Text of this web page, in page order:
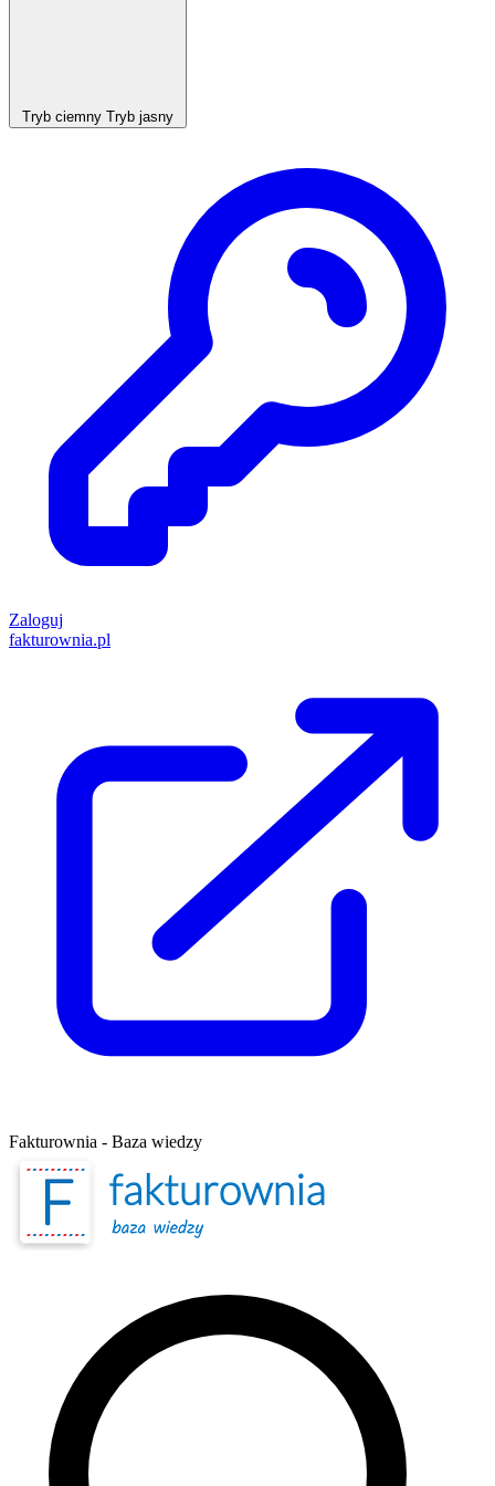
Tryb ciemny Tryb jasny
Zaloguj
fakturownia.pl
Fakturownia - Baza wiedzy